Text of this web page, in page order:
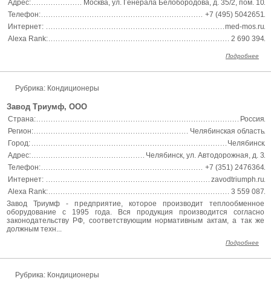
Адрес:
Москва, ул. Генерала Белобородова, д. 35/2, пом. 10
Телефон:
+7 (495) 5042651
Интернет:
med-mos.ru
Alexa Rank:
2 690 394
Подробнее
Рубрика: Кондиционеры
Завод Триумф, ООО
Страна:
Россия
Регион:
Челябинская область
Город:
Челябинск
Адрес:
Челябинск, ул. Автодорожная, д. 3
Телефон:
+7 (351) 2476364
Интернет:
zavodtriumph.ru
Alexa Rank:
3 559 087
Завод Триумф - предприятие, которое производит теплообменное
оборудование с 1995 года. Вся продукция производится согласно
законодательству РФ, соответствующим нормативным актам, а так же
должным техн...
Подробнее
Рубрика: Кондиционеры